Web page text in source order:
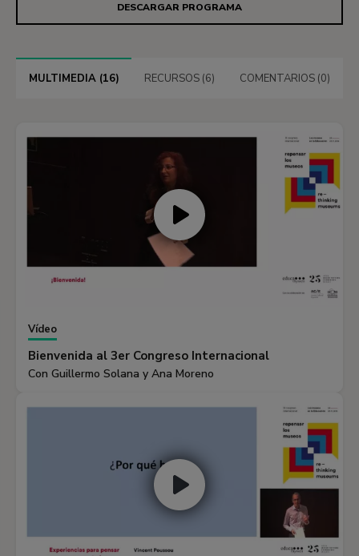
DESCARGAR PROGRAMA
MULTIMEDIA (16) RECURSOS (6) COMENTARIOS (0)
Vídeo
Bienvenida al 3er Congreso Internacional
Con Guillermo Solana y Ana Moreno